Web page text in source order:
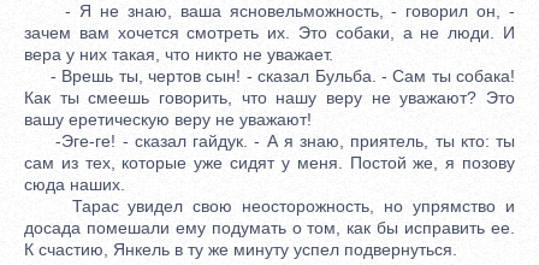
- Я не знаю, ваша ясновельможность, - говорил он, -
зачем вам хочется смотреть их. Это собаки, а не люди. И
вера у них такая, что никто не уважает.
- Врешь ты, чертов сын! - сказал Бульба. - Сам ты собака!
Как ты смеешь говорить, что нашу веру не уважают? Это
вашу еретическую веру не уважают!
-Эге-ге! - сказал гайдук. - А я знаю, приятель, ты кто: ты
сам из тех, которые уже сидят у меня. Постой же, я позову
сюда наших.
Тарас увидел свою неосторожность, но упрямство и
досада помешали ему подумать о том, как бы исправить ее.
К счастию, Янкель в ту же минуту успел подвернуться.